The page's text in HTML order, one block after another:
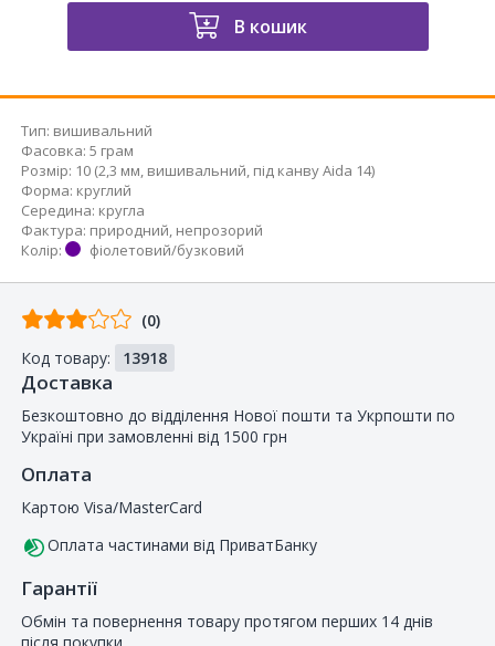
В кошик
Тип: вишивальний
Фасовка: 5 грам
Розмір: 10 (2,3 мм, вишивальний, під канву Aida 14)
Форма: круглий
Середина: кругла
Фактура: природний, непрозорий
Колір: фіолетовий/бузковий
Відгуків
покупців
(0)
Код товару:
13918
Доставка
Безкоштовно до відділення Нової пошти та Укрпошти по
Україні при замовленні від 1500 грн
Оплата
Картою Visa/MasterCard
Оплата частинами від ПриватБанку
Гарантії
Обмін та повернення товару протягом перших 14 днів
після покупки